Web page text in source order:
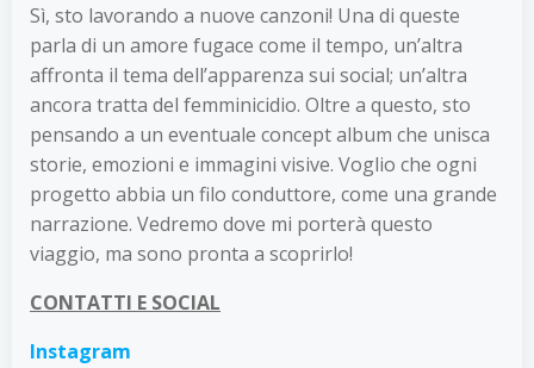
Sì, sto lavorando a nuove canzoni! Una di queste
parla di un amore fugace come il tempo, un’altra
affronta il tema dell’apparenza sui social; un’altra
ancora tratta del femminicidio. Oltre a questo, sto
pensando a un eventuale concept album che unisca
storie, emozioni e immagini visive. Voglio che ogni
progetto abbia un filo conduttore, come una grande
narrazione. Vedremo dove mi porterà questo
viaggio, ma sono pronta a scoprirlo!
CONTATTI E SOCIAL
Instagram